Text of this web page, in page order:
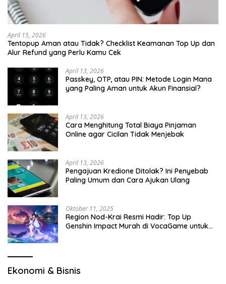
April 15, 2026
Tentopup Aman atau Tidak? Checklist Keamanan Top Up dan
Alur Refund yang Perlu Kamu Cek
April 13, 2026
Passkey, OTP, atau PIN: Metode Login Mana
yang Paling Aman untuk Akun Finansial?
April 13, 2026
Cara Menghitung Total Biaya Pinjaman
Online agar Cicilan Tidak Menjebak
April 13, 2026
Pengajuan Kredione Ditolak? Ini Penyebab
Paling Umum dan Cara Ajukan Ulang
Oktober 11, 2025
Region Nod-Krai Resmi Hadir: Top Up
Genshin Impact Murah di VocaGame untuk
Ekonomi & Bisnis